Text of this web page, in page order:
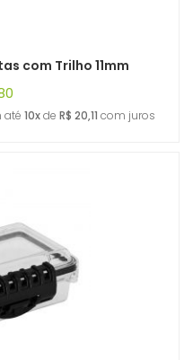
com Trilho 11mm
até 10xde R$ 20,11 com juros